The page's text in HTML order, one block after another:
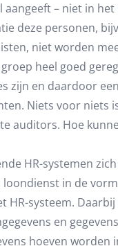
– niet in
deze personen,
niet worden
heel goed
zijn en daardoor
Niets voor niets
auditors. Hoe
HR-systemen
in de
systeem. Daarbij
en
hoeven worden